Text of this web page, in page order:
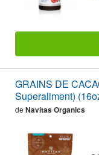
GRAINS DE
Superaliment)
de Navitas Organics